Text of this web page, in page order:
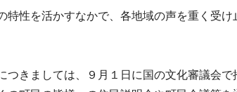
特性を活かすなかで、各地域の声を重く受
つきましては、９月１日に国の文化審議会